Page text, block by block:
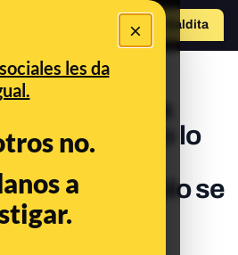
×
les da
no.
a
Hazte Maldito
equivale a
Un estudio lo
al analizar
ADN pero sólo se